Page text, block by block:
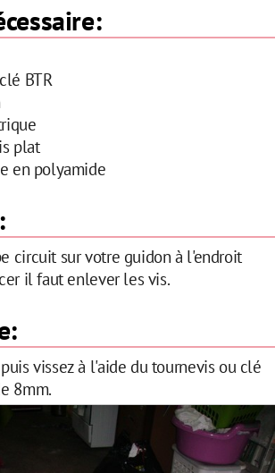
BTR
plat
en polyamide
circuit sur votre guidon à l'endroit
il faut enlever les vis.
vissez à l'aide du tournevis ou clé
8mm.